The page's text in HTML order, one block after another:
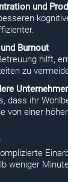
und
Burnout
hilft,
zu
dass ihr
von einer
weniger